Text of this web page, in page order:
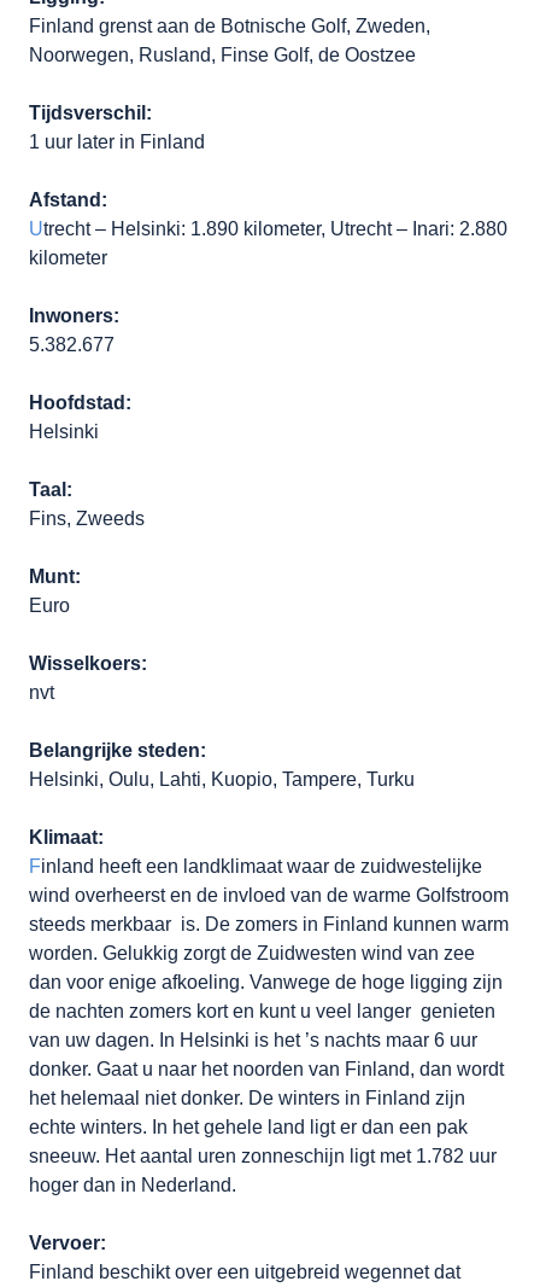
Finland grenst aan de Botnische Golf, Zweden,
Noorwegen, Rusland, Finse Golf, de Oostzee
Tijdsverschil:
1 uur later in Finland
Afstand:
Utrecht – Helsinki: 1.890 kilometer, Utrecht – Inari: 2.880
kilometer
Inwoners:
5.382.677
Hoofdstad:
Helsinki
Taal:
Fins, Zweeds
Munt:
Euro
Wisselkoers:
nvt
Belangrijke steden:
Helsinki, Oulu, Lahti, Kuopio, Tampere, Turku
Klimaat:
Finland heeft een landklimaat waar de zuidwestelijke
wind overheerst en de invloed van de warme Golfstroom
steeds merkbaar is. De zomers in Finland kunnen warm
worden. Gelukkig zorgt de Zuidwesten wind van zee
dan voor enige afkoeling. Vanwege de hoge ligging zijn
de nachten zomers kort en kunt u veel langer genieten
van uw dagen. In Helsinki is het ’s nachts maar 6 uur
donker. Gaat u naar het noorden van Finland, dan wordt
het helemaal niet donker. De winters in Finland zijn
echte winters. In het gehele land ligt er dan een pak
sneeuw. Het aantal uren zonneschijn ligt met 1.782 uur
hoger dan in Nederland.
Vervoer:
Finland beschikt over een uitgebreid wegennet dat